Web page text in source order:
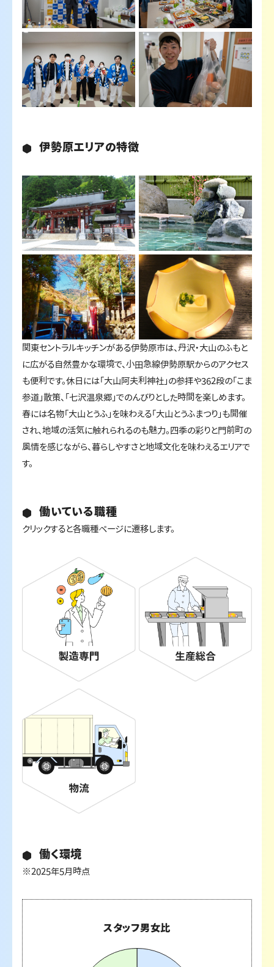
伊勢原エリアの特徴
関東セントラルキッチンがある伊勢原市は、丹沢・大山のふもと
に広がる自然豊かな環境で、小田急線伊勢原駅からのアクセス
も便利です。休日には「大山阿夫利神社」の参拝や362段の「こま
参道」散策、「七沢温泉郷」でのんびりとした時間を楽しめます。
春には名物「大山とうふ」を味わえる「大山とうふまつり」も開催
され、地域の活気に触れられるのも魅力。四季の彩りと門前町の
風情を感じながら、暮らしやすさと地域文化を味わえるエリアで
す。
働いている職種
クリックすると各職種ページに遷移します。
働く環境
※2025年5月時点
スタッフ男女比